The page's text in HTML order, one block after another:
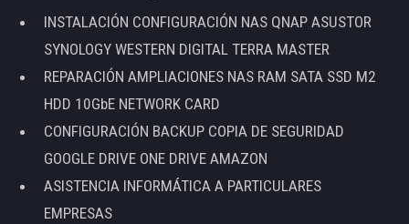
INSTALACIÓN CONFIGURACIÓN NAS QNAP ASUSTOR
SYNOLOGY WESTERN DIGITAL TERRA MASTER
REPARACIÓN AMPLIACIONES NAS RAM SATA SSD M2
HDD 10GbE NETWORK CARD
CONFIGURACIÓN BACKUP COPIA DE SEGURIDAD
GOOGLE DRIVE ONE DRIVE AMAZON
ASISTENCIA INFORMÁTICA A PARTICULARES
EMPRESAS